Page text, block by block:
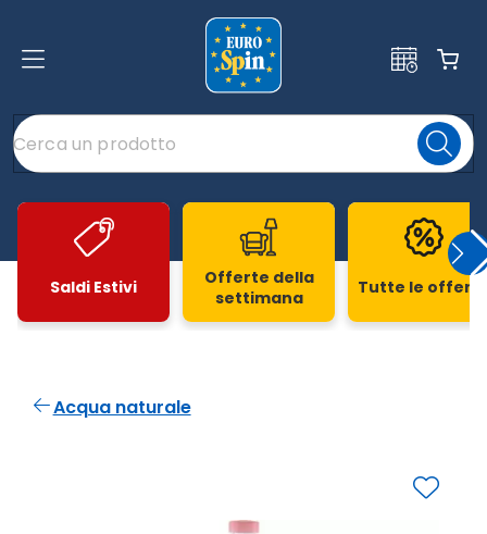
Saldi Estivi
Offerte della
settimana
Tutte le
Acqua naturale